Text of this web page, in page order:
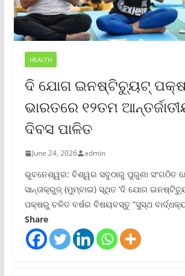
HEALTH
ଦି ଯୋଗ ଇନଷ୍ଟିଚ୍ୟୁଟ୍
ଭାରତରେ ୧୨ତମ
ଦିବସ ପାଳିତ
June 24, 2026 admin
ଭୁବନେଶ୍ୱର: ବିଶ୍ୱର ସବୁଠାରୁ ପୁରୁଣା ସଂଗଠିତ
ସାନ୍ତାକ୍ରୁଜ୍ (ମୁମ୍ବାଇ) ସ୍ଥିତ ‘ଦି ଯୋଗ
ପକ୍ଷରୁ ଚଳିତ ବର୍ଷର ବିଷୟବସ୍ତୁ “ସୁସ୍ଥ
Share